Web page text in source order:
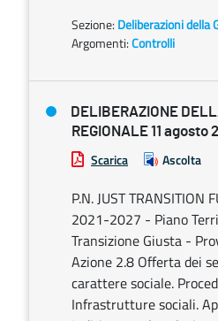
Sezione: Deliberazioni della
Argomenti:Controlli
DELIBERAZIONE
REGIONALE 11 agosto
Scarica Ascolta
P.N. JUST TRANSITION
2021-2027 - Piano
Transizione Giusta -
Azione 2.8 Offerta dei
carattere sociale.
Infrastrutture sociali.